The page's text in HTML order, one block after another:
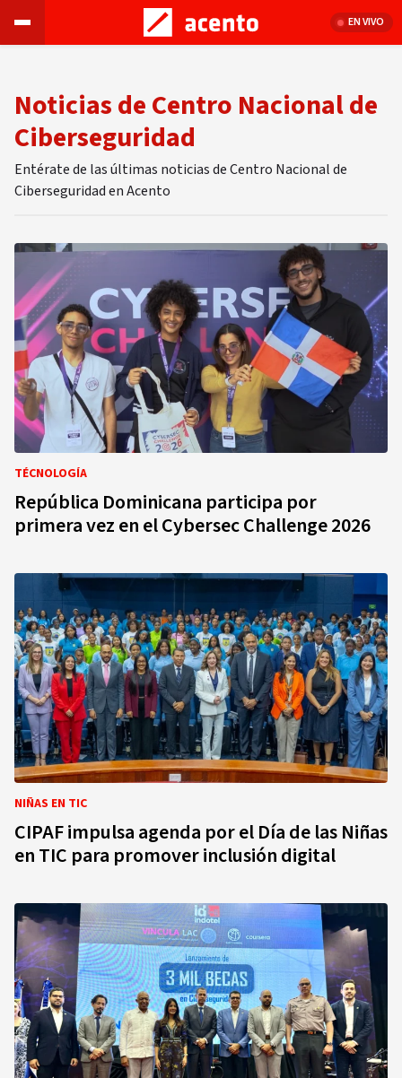
EN VIVO
Noticias de Centro Nacional de
Ciberseguridad
Entérate de las últimas noticias de Centro Nacional de
Ciberseguridad en Acento
TÉCNOLOGÍA
República Dominicana participa por
primera vez en el Cybersec Challenge 2026
NIÑAS EN TIC
CIPAF impulsa agenda por el Día de las Niñas
en TIC para promover inclusión digital